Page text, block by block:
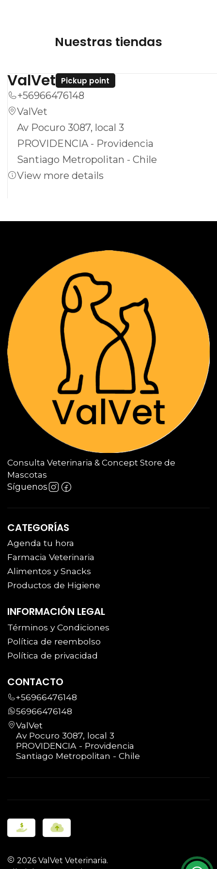
Nuestras tiendas
ValVet Pickup point
+56966476148
ValVet
Av Pocuro 3087, local 3
PROVIDENCIA - Providencia
Santiago Metropolitan - Chile
View more details
Consulta Veterinaria & Concept Store de
Mascotas
Síguenos
CATEGORÍAS
Agenda tu hora
Farmacia Veterinaria
Alimentos y Snacks
Productos de Higiene
INFORMACIÓN LEGAL
Términos y Condiciones
Política de reembolso
Política de privacidad
CONTACTO
+56966476148
56966476148
ValVet
Av Pocuro 3087, local 3
PROVIDENCIA - Providencia
Santiago Metropolitan - Chile
2026 ValVet Veterinaria.